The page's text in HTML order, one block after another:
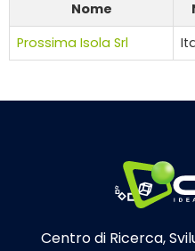
Nome
Prossima Isola Srl
Centro di Ricerca,